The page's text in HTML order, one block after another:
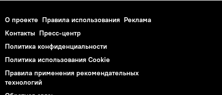
О проекте Правила использования Реклама
Контакты Пресс-центр
Политика конфиденциальности
Политика использования Cookie
Правила применения рекомендательных
технологий